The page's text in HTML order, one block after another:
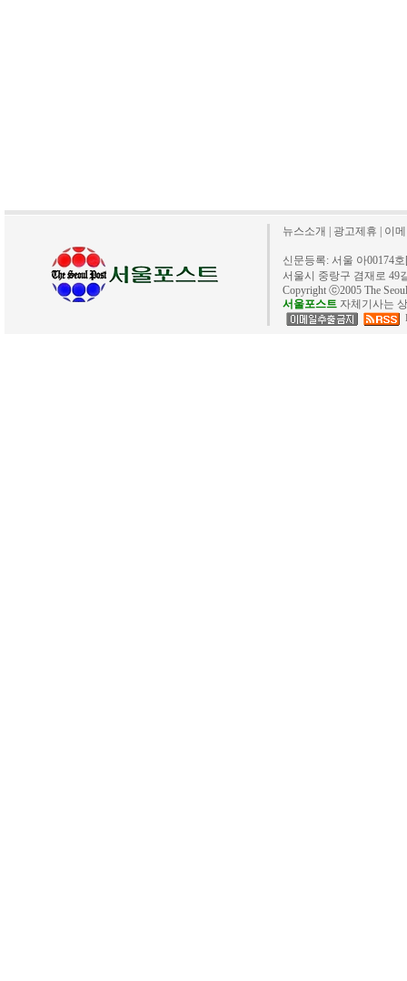
뉴스소개 광고제휴 이
신문등록: 서울 아00174
서울시 중랑구 겸재로 49
Copyright ⓒ2005 The
서울포스트 자체기사는